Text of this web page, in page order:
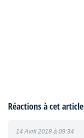
Réactions à cet article
14 Avril 2018 à 09:34